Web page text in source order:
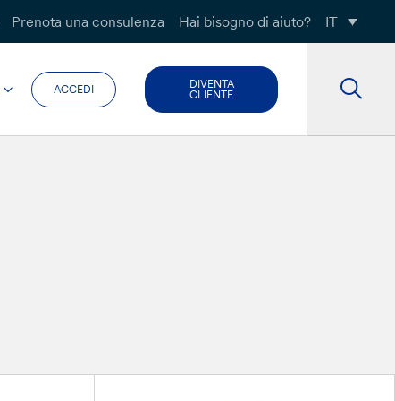
Prenota una consulenza Hai bisogno di aiuto? IT
ACCEDI
DIVENTA
CLIENTE